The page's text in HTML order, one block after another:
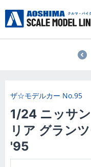
ザ☆モデルカー No.95
1/24 ニッサ
リア グラン
'95